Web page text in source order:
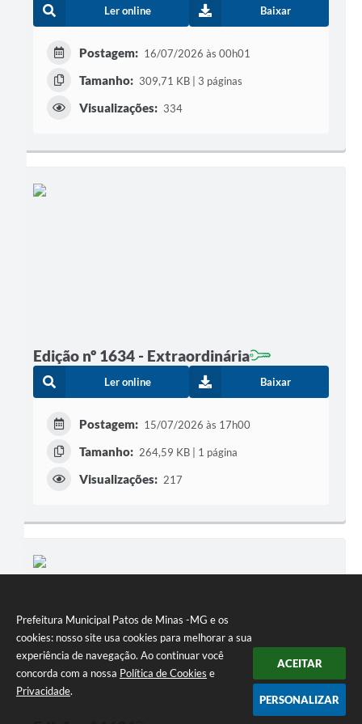
Prefeitura Municipal Patos de Minas -MG e os
cookies: nosso site usa cookies para melhorar a sua
experiência de navegação. Ao continuar você
concorda com a nossa Política de Cookies e
Privacidade.
ACEITAR
PERSONALIZAR
Ler online Baixar
Postagem: 16/07/2026 às 00h01
Tamanho: 309,71 KB | 3 páginas
Visualizações: 334
Edição nº 1634 - Extraordinária
Ler online Baixar
Postagem: 15/07/2026 às 17h00
Tamanho: 264,59 KB | 1 página
Visualizações: 217